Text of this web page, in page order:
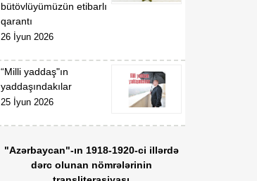
bütövlüyümüzün etibarlı
qarantı
26 İyun 2026
“Milli yaddaş"ın
yaddaşındakılar
25 İyun 2026
"Azərbaycan"-ın 1918-1920-ci illərdə
dərc olunan nömrələrinin